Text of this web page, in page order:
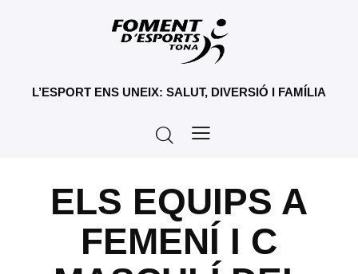
L’ESPORT ENS UNEIX: SALUT, DIVERSIÓ I FAMÍLIA
ELS EQUIPS A
FEMENÍ I C